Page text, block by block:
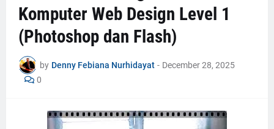
Komputer Web Design Level 1
(Photoshop dan Flash)
by Denny Febiana Nurhidayat - December 28, 2025
0